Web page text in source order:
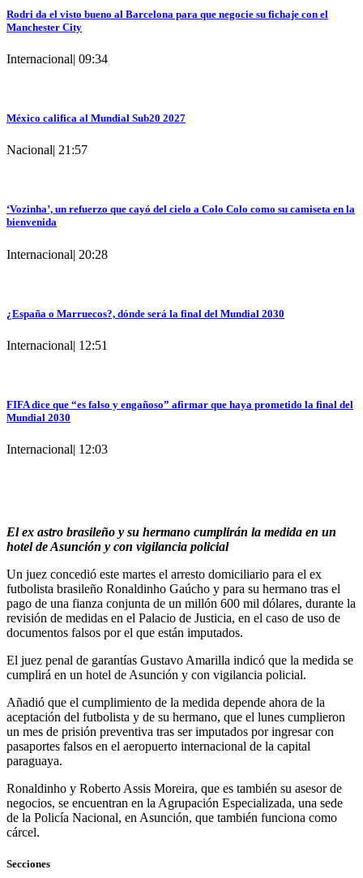
Rodri da el visto bueno al Barcelona para que negocie su fichaje con el
Manchester City
Internacional| 09:34
México califica al Mundial Sub20 2027
Nacional| 21:57
‘Vozinha’, un refuerzo que cayó del cielo a Colo Colo como su camiseta en la
bienvenida
Internacional| 20:28
¿España o Marruecos?, dónde será la final del Mundial 2030
Internacional| 12:51
FIFA dice que “es falso y engañoso” afirmar que haya prometido la final del
Mundial 2030
Internacional| 12:03
El ex astro brasileño y su hermano cumplirán la medida en un
hotel de Asunción y con vigilancia policial
Un juez concedió este martes el arresto domiciliario para el ex
futbolista brasileño Ronaldinho Gaúcho y para su hermano tras el
pago de una fianza conjunta de un millón 600 mil dólares, durante la
revisión de medidas en el Palacio de Justicia, en el caso de uso de
documentos falsos por el que están imputados.
El juez penal de garantías Gustavo Amarilla indicó que la medida se
cumplirá en un hotel de Asunción y con vigilancia policial.
Añadió que el cumplimiento de la medida depende ahora de la
aceptación del futbolista y de su hermano, que el lunes cumplieron
un mes de prisión preventiva tras ser imputados por ingresar con
pasaportes falsos en el aeropuerto internacional de la capital
paraguaya.
Ronaldinho y Roberto Assis Moreira, que es también su asesor de
negocios, se encuentran en la Agrupación Especializada, una sede
de la Policía Nacional, en Asunción, que también funciona como
cárcel.
Secciones